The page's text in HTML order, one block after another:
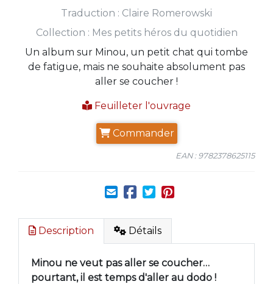
Traduction : Claire Romerowski
Collection : Mes petits héros du quotidien
Un album sur Minou, un petit chat qui tombe
de fatigue, mais ne souhaite absolument pas
aller se coucher !
Feuilleter l'ouvrage
Commander
EAN : 9782378625115
Description Détails
Minou ne veut pas aller se coucher…
pourtant, il est temps d'aller au dodo !